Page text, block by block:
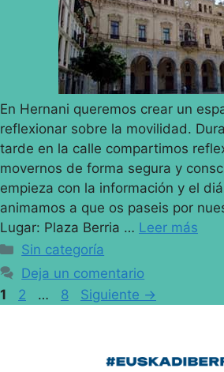
En Hernani queremos crear un
reflexionar sobre la movilidad.
tarde en la calle compartimos
movernos de forma segura y
empieza con la información y el
animamos a que os paseis por
Lugar: Plaza Berria … Leer más
Sin categoría
Deja un comentario
1
2 … 8 Siguiente →